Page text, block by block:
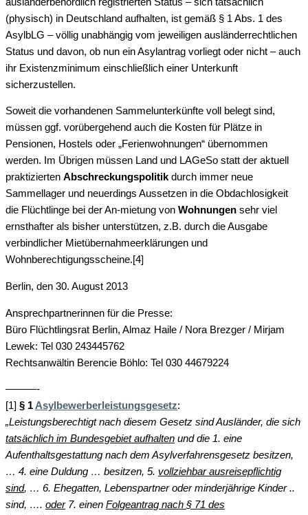
(physisch) in Deutschland aufhalten, ist gemäß § 1 Abs. 1 des
AsylbLG – völlig unabhängig vom jeweiligen ausländerrechtlichen
Status und davon, ob nun ein Asylantrag vorliegt oder nicht – auch
ihr Existenzminimum einschließlich einer Unterkunft
sicherzustellen.
Soweit die vorhandenen Sammelunterkünfte voll belegt sind,
müssen ggf. vorübergehend auch die Kosten für Plätze in
Pensionen, Hostels oder „Ferienwohnungen“ übernommen
werden. Im Übrigen müssen Land und LAGeSo statt der aktuell
praktizierten Abschreckungspolitikdurch immer neue
Sammellager und neuerdings Aussetzen in die Obdachlosigkeit
die Flüchtlinge bei der An-mietung von Wohnungen sehr viel
ernsthafter als bisher unterstützen, z.B. durch die Ausgabe
verbindlicher Mietübernahmeerklärungen und
Wohnberechtigungsscheine.[4]
Berlin, den 30. August 2013
Ansprechpartnerinnen für die Presse:
Büro Flüchtlingsrat Berlin, Almaz Haile / Nora Brezger / Mirjam
Lewek: Tel 030 243445762
Rechtsanwältin Berencie Böhlo: Tel 030 44679224
———-
[1] § 1 Asylbewerberleistungsgesetz:
„Leistungsberechtigt nach diesem Gesetz sind Ausländer, die sich
tatsächlich im Bundesgebiet aufhalten und die 1. eine
Aufenthaltsgestattung nach dem Asylverfahrensgesetz besitzen,
… 4. eine Duldung … besitzen, 5. vollziehbar ausreisepflichtig
sind, … 6. Ehegatten, Lebenspartner oder minderjährige Kinder ..
sind, …. oder7. einen Folgeantrag nach § 71 des